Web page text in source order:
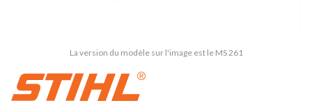
La version du modèle sur l'image est le MS 261